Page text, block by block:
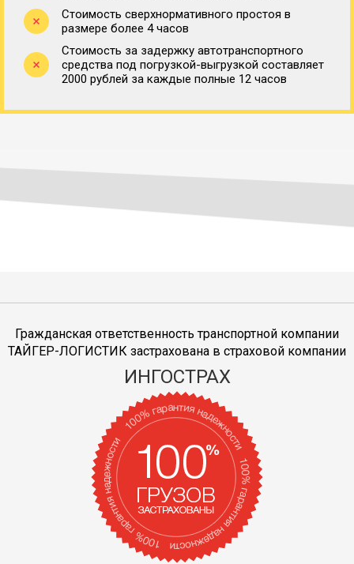
Стоимость сверхнормативного простоя в
размере более 4 часов
Стоимость за задержку автотранспортного
средства под погрузкой-выгрузкой составляет
2000 рублей за каждые полные 12 часов
Гражданская ответственность транспортной компании
ТАЙГЕР-ЛОГИСТИК застрахована в страховой компании
ИНГОСТРАХ